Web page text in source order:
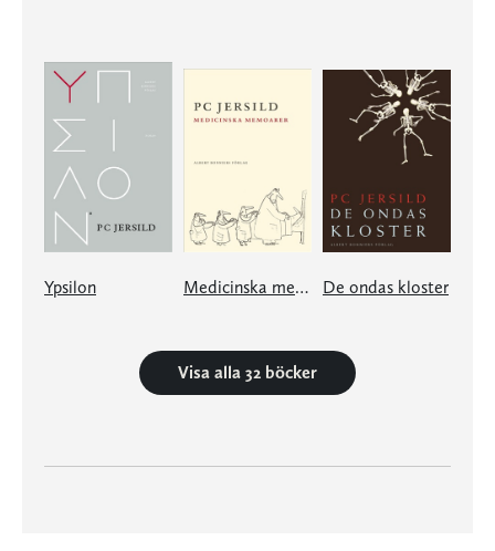
Ypsilon Medicinska memoarer De ondas kloster
Visa alla 32 böcker